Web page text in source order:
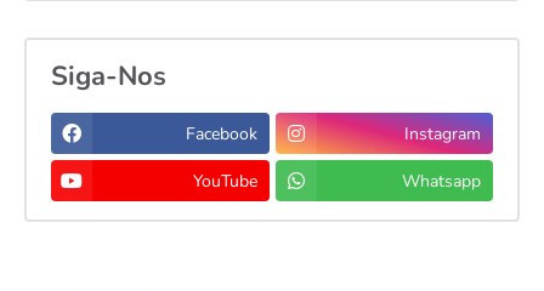
Siga-Nos
Facebook Instagram
YouTube Whatsapp